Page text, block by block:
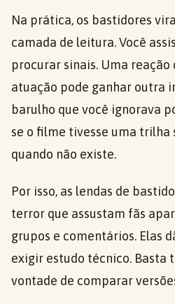
Na prática, os bastidores
camada de leitura. Você
procurar sinais. Uma reação
atuação pode ganhar outra
barulho que você ignorava
se o filme tivesse uma trilha
quando não existe.
Por isso, as lendas de
terror que assustam fãs
grupos e comentários. Elas
exigir estudo técnico. Basta
vontade de comparar